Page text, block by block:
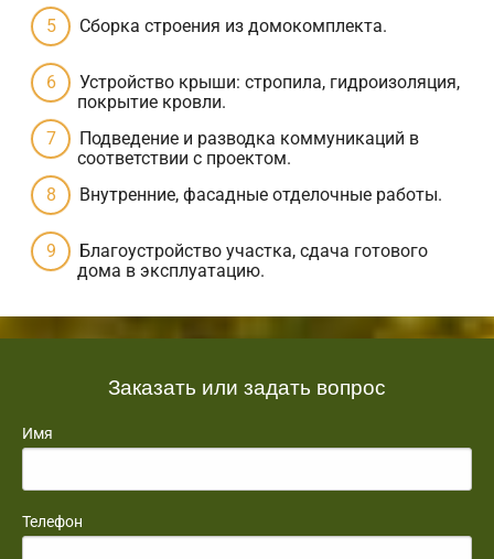
Сборка строения из домокомплекта.
Устройство крыши: стропила, гидроизоляция,
покрытие кровли.
Подведение и разводка коммуникаций в
соответствии с проектом.
Внутренние, фасадные отделочные работы.
Благоустройство участка, сдача готового
дома в эксплуатацию.
Заказать или задать вопрос
Имя
Телефон